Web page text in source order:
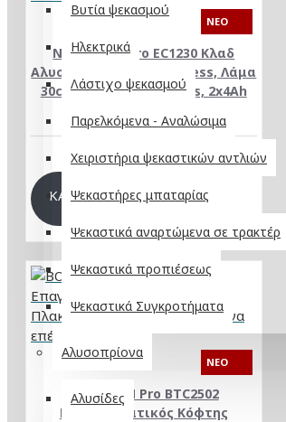
Βυτία ψεκασμού
Ηλεκτρικά
Λάστιχο ψεκασμού
Παρελκόμενα - Αναλώσιμα
Χειριστήρια ψεκαστικών αντλιών
Ψεκαστήρες μπαταρίας
Ψεκαστικά αναρτώμενα σε τρακτέρ
Ψεκαστικά προπιέσεως
Ψεκαστικά Συγκροτήματα
Αλυσοπρίονα
Αλυσίδες
NEO
NAKAYAMA Pro EC1230 Κλαδ
Αλυσοπρίονο 21V,Brushless, Λάμα
30cm,1/4"1.1mm 62Links, 2x4Ah
175,00€
ΚΑΛΆΘΙ
NEO
BORMANN Pro BTC2502
Επαγγελματικός Κόφτης